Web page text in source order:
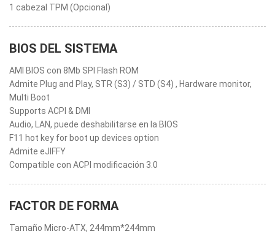
1 cabezal TPM (Opcional)
BIOS DEL SISTEMA
AMI BIOS con 8Mb SPI Flash ROM
Admite Plug and Play, STR (S3) / STD (S4) , Hardware monitor,
Multi Boot
Supports ACPI & DMI
Audio, LAN, puede deshabilitarse en la BIOS
F11 hot key for boot up devices option
Admite eJIFFY
Compatible con ACPI modificación 3.0
FACTOR DE FORMA
Tamaño Micro-ATX, 244mm*244mm